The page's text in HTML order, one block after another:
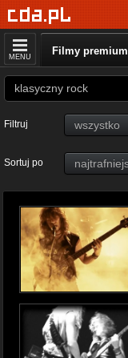
MENU Filmy premium
Filtruj
Sortuj po